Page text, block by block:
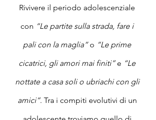
Rivivere il periodo adolescenziale
con “Le partite sulla strada, fare i
pali con la maglia“ o “Le prime
cicatrici, gli amori mai finiti” e “Le
nottate a casa soli o ubriachi con gli
amici“. Tra i compiti evolutivi di un